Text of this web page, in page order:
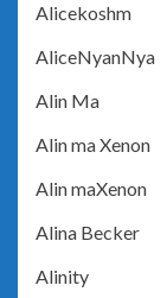
Alicekoshm
AliceNyanNya
Alin Ma
Alin ma Xenon
Alin maXenon
Alina Becker
Alinity